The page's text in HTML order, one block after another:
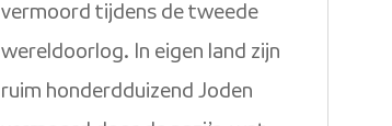
vermoord tijdens de tweede
wereldoorlog. In eigen land zijn
ruim honderdduizend Joden